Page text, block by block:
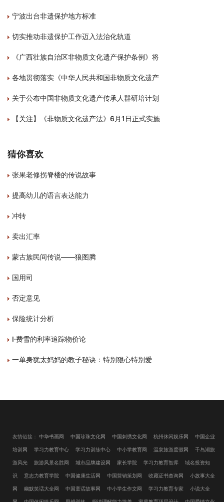
宁波出台非遗保护地方标准
切实推动非遗保护工作迈入法治化轨道
《广西壮族自治区非物质文化遗产保护条例》将
各地贯彻落实《中华人民共和国非物质文化遗产
关于公布中国非物质文化遗产传承人群研培计划
【关注】《非物质文化遗产法》6月1日正式实施
猜你喜欢
张果老修拐脊楼的传说故事
提高幼儿的语言表达能力
冲转
卖出汇率
蒙古族民间传说——狼图腾
国用司
否定意见
保险统计分析
I·费雪的利率追踪物价论
一单身犹太妈妈的教子秘诀：特别狠心特别爱
友情链接： 中华书画网 中国珍珠文化网 中国刺绣文化网 杭州休闲娱乐网 中国企业
培训网 学习力教育中心 学习力训练中心 中小学教育网 温泉旅游度假网 千岛湖旅
游风光 旅游风景名胜网 城市品牌建设网 家长学院 学习力教育智库 域名投资知
识 意志力教育学院 中国健康生活网 中国营销策划网 收藏证书查询网 小故事大全
网 幽默笑话大全网 中国童话故事网 中小学生作文网 学习力教育专家 小说大全